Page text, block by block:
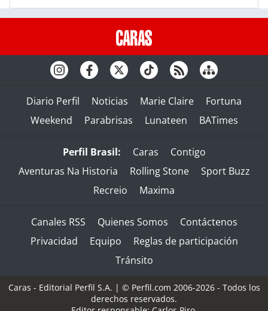
Diario Perfil Noticias Marie Claire
Fortuna
Weekend
Parabrisas Lunateen BATimes
Perfil Brasil: Caras
Contigo
Aventuras Na Historia
Rolling Stone
Sport Buzz
Recreio
Maxima
Canales RSS Quienes Somos
Contáctenos
Privacidad
Equipo
Reglas de participación
Tránsito
Caras - Editorial Perfil S.A. | © Perfil.com 2006-2026 - Todos los
derechos reservados.